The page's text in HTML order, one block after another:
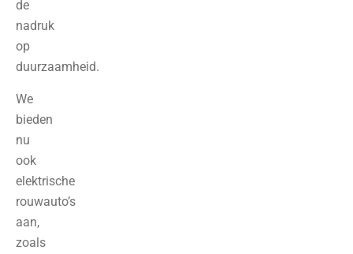
de
nadruk
op
duurzaamheid.
We
bieden
nu
ook
elektrische
rouwauto’s
aan,
zoals